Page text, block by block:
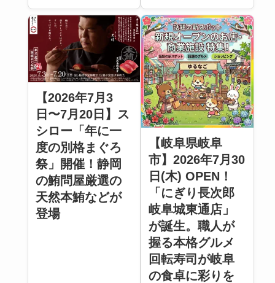
【2026年7月3
日〜7月20日】ス
シロー「年に一
度の別格まぐろ
祭」開催！静岡
の鮪問屋厳選の
天然本鮪などが
登場
【岐阜県岐阜
市】2026年7月30
日(木) OPEN！
「にぎり長次郎
岐阜城東通店」
が誕生。職人が
握る本格グルメ
回転寿司が岐阜
の食卓に彩りを